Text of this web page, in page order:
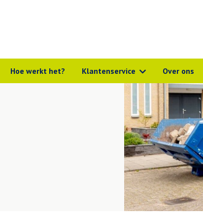
Hoe werkt het? Klantenservice Over ons